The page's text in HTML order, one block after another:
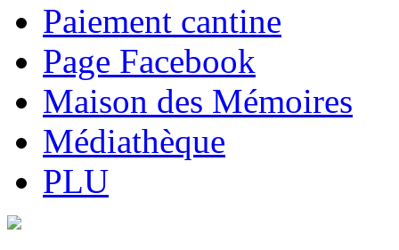
Paiement cantine
Page Facebook
Maison des Mémoires
Médiathèque
PLU